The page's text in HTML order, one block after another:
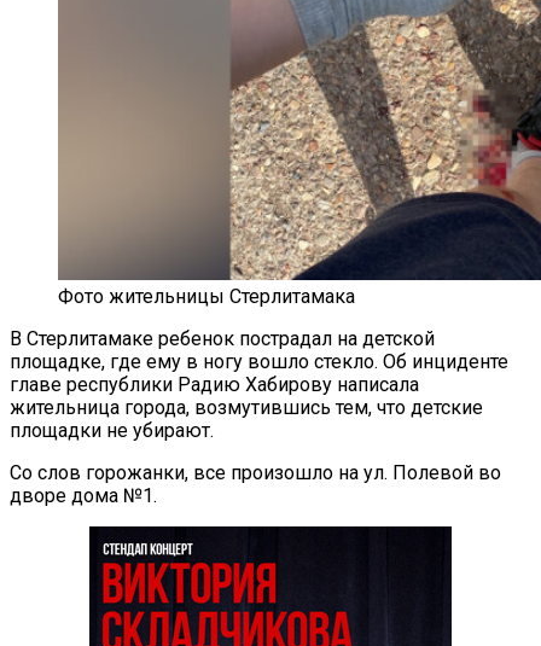
Фото жительницы Стерлитамака
В Стерлитамаке ребенок пострадал на детской
площадке, где ему в ногу вошло стекло. Об инциденте
главе республики Радию Хабирову написала
жительница города, возмутившись тем, что детские
площадки не убирают.
Со слов горожанки, все произошло на ул. Полевой во
дворе дома №1.